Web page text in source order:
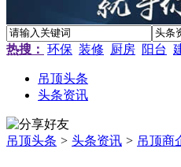
热搜： 环保 装修 厨房 阳台
吊顶头条
头条资讯
吊顶头条 > 头条资讯 > 吊顶商